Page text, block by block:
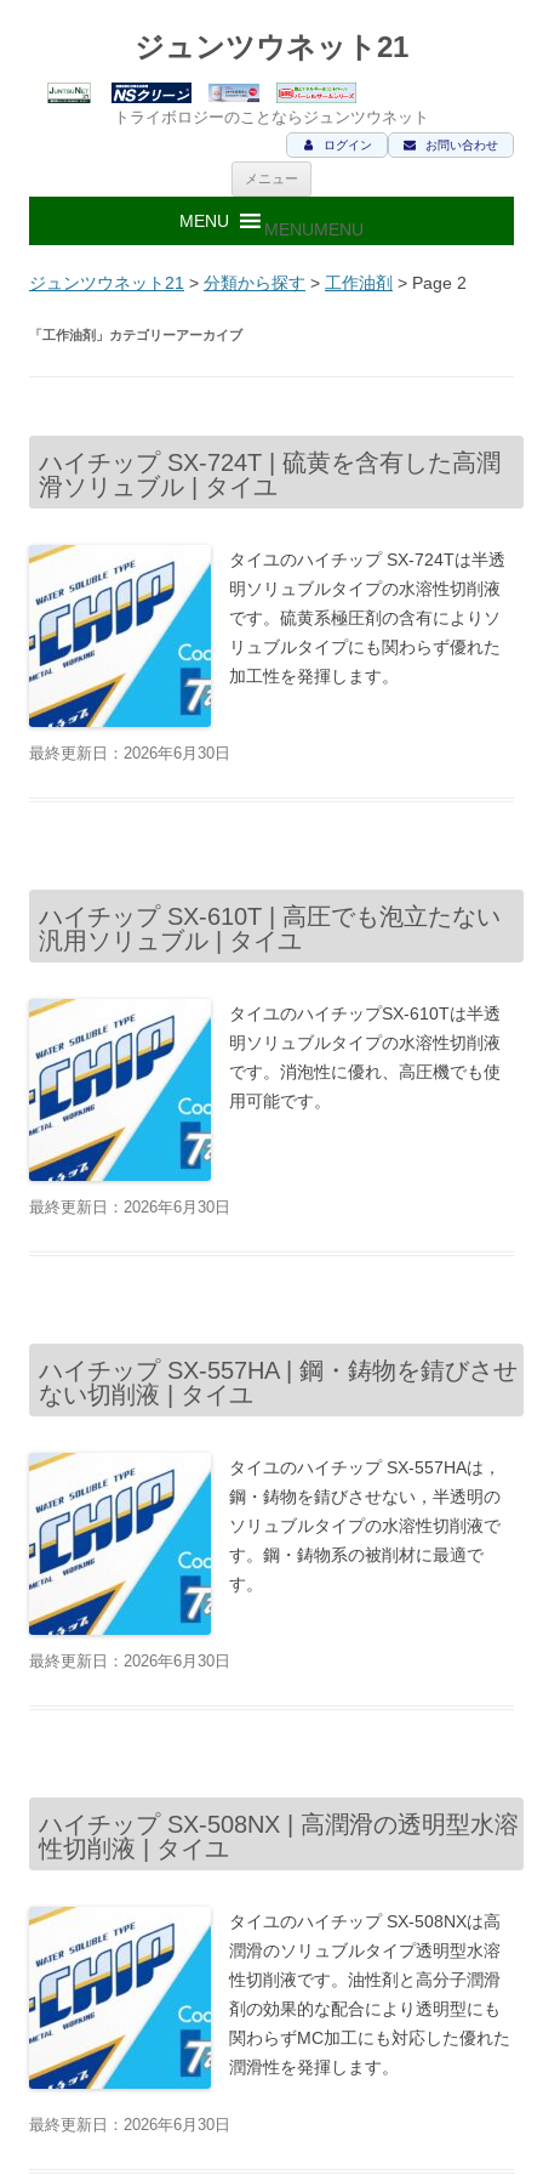
ジュンツウネット21
トライボロジーのことならジュンツウネット
お問い合わせ
ログイン
メニュー
ン
ツ
ス
キ
MENUMENU
ジュンツウネット21 > 分類から探す > 工作油剤 > Page 2
「 工作油剤 」カテゴリーアーカイブ
ハイチップ SX-724T | 硫黄を含有した高潤
滑ソリュブル | タイユ
タイユのハイチップ SX-724Tは半透
明ソリュブルタイプの水溶性切削液
です。硫黄系極圧剤の含有によりソ
リュブルタイプにも関わらず優れた
加工性を発揮します。
最終更新日：2026年6月30日
ハイチップ SX-610T | 高圧でも泡立たない
汎用ソリュブル | タイユ
タイユのハイチップSX-610Tは半透
明ソリュブルタイプの水溶性切削液
です。消泡性に優れ、高圧機でも使
用可能です。
最終更新日：2026年6月30日
ハイチップ SX-557HA | 鋼・鋳物を錆びさせ
ない切削液 | タイユ
タイユのハイチップ SX-557HAは，
鋼・鋳物を錆びさせない，半透明の
ソリュブルタイプの水溶性切削液で
す。鋼・鋳物系の被削材に最適で
す。
最終更新日：2026年6月30日
ハイチップ SX-508NX | 高潤滑の透明型水溶
性切削液 | タイユ
タイユのハイチップ SX-508NXは高
潤滑のソリュブルタイプ透明型水溶
性切削液です。油性剤と高分子潤滑
剤の効果的な配合により透明型にも
関わらずMC加工にも対応した優れた
潤滑性を発揮します。
最終更新日：2026年6月30日